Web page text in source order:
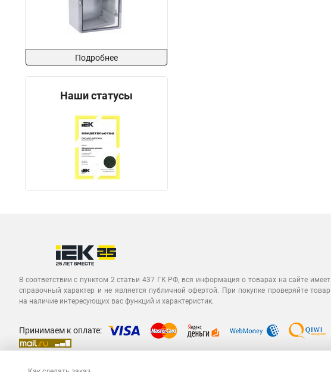
Подробнее
Наши статусы
В соответствии с пунктом 2 статьи 437 ГК РФ, вся информация о товарах на сайте имеет
справочный характер и не является публичной офертой. При покупке проверяйте товар
на наличие интересующих вас функций и характеристик.
Принимаем к оплате: